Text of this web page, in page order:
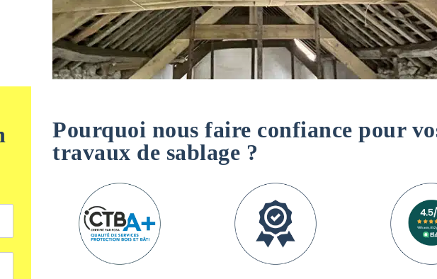
Pourquoi nous faire confiance pour
travaux de sablage ?